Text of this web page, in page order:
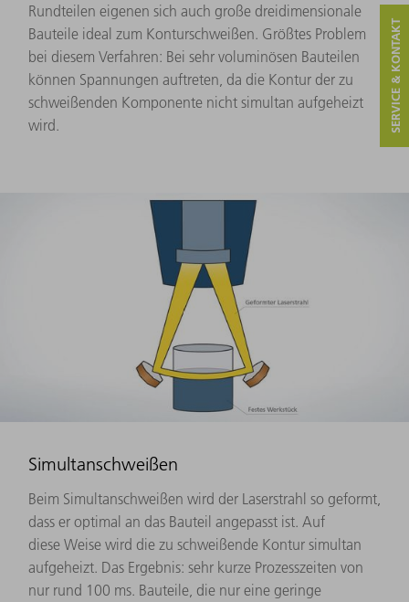
Rundteilen eigenen sich auch große dreidimensionale
Bauteile ideal zum Konturschweißen. Größtes Problem
bei diesem Verfahren: Bei sehr voluminösen Bauteilen
können Spannungen auftreten, da die Kontur der zu
schweißenden Komponente nicht simultan aufgeheizt
wird.
Simultanschweißen
Beim Simultanschweißen wird der Laserstrahl so geformt,
dass er optimal an das Bauteil angepasst ist. Auf
diese Weise wird die zu schweißende Kontur simultan
aufgeheizt. Das Ergebnis: sehr kurze Prozesszeiten von
nur rund 100 ms. Bauteile, die nur eine geringe
SERVICE & KONTAKT